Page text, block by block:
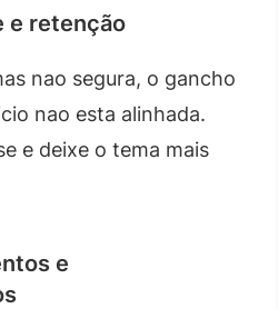
e retenção
nao segura, o gancho
nao esta alinhada.
e deixe o tema mais
e